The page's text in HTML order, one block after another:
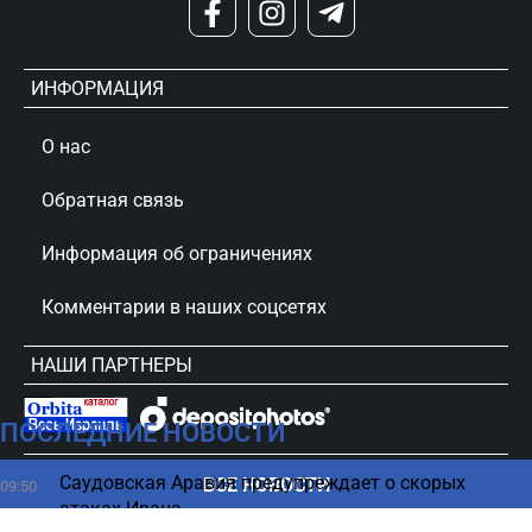
ПОСЛЕДНИЕ НОВОСТИ
09:50
Саудовская Аравия предупреждает о скорых
атаках Ирана
ВСЕ НОВОСТИ
ИНФОРМАЦИЯ
О нас
Обратная связь
Информация об ограничениях
Комментарии в наших соцсетях
НАШИ ПАРТНЕРЫ
сursorinfo.co.il © Все права защищены